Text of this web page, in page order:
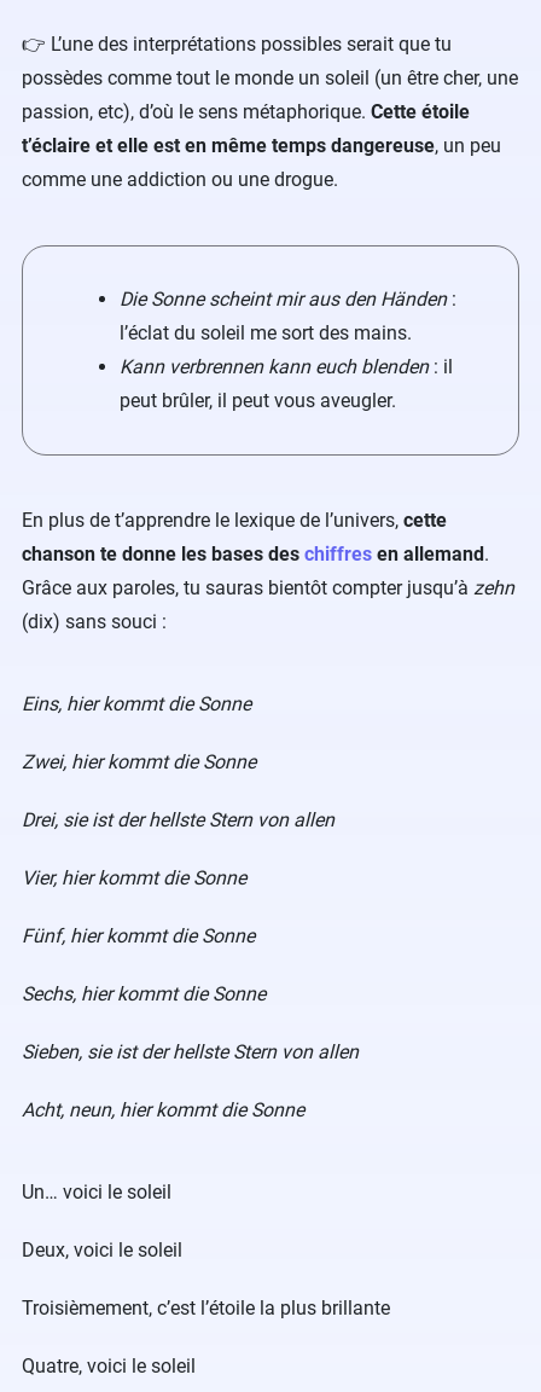
​👉 L’une des interprétations possibles serait que tu
possèdes comme tout le monde un soleil (un être cher, une
passion, etc), d’où le sens métaphorique. Cette étoile
t’éclaire et elle est en même temps dangereuse, un peu
comme une addiction ou une drogue.
Die Sonne scheint mir aus den Händen:
l’éclat du soleil me sort des mains.
Kann verbrennen kann euch blenden: il
peut brûler, il peut vous aveugler.
En plus de t’apprendre le lexique de l’univers, cette
chanson te donne les bases des chiffres en allemand .
Grâce aux paroles, tu sauras bientôt compter jusqu’à zehn
(dix) sans souci :
Eins, hier kommt die Sonne
Zwei, hier kommt die Sonne
Drei, sie ist der hellste Stern von allen
Vier, hier kommt die Sonne
Fünf, hier kommt die Sonne
Sechs, hier kommt die Sonne
Sieben, sie ist der hellste Stern von allen
Acht, neun, hier kommt die Sonne
Un… voici le soleil
Deux, voici le soleil
Troisièmement, c’est l’étoile la plus brillante
Quatre, voici le soleil